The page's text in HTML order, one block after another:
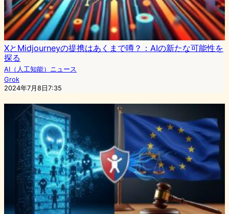
XとMidjourneyの提携はあくまで噂？：AIの新たな可能性を
探る
AI（人工知能）ニュース
Grok
2024年7月8日7:35